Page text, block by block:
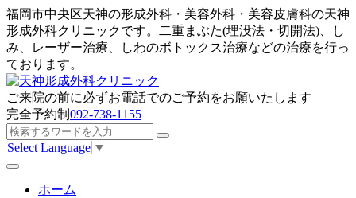
福岡市中央区天神の形成外科・美容外科・美容皮膚科の天神
形成外科クリニックです。二重まぶた(埋没法・切開法)、し
み、レーザー治療、しわのボトックス治療などの治療を行っ
ております。
ご来院の前に必ずお電話でのご予約をお願いたします
完全予約制 092-738-1155
Select Language ▼
ホーム